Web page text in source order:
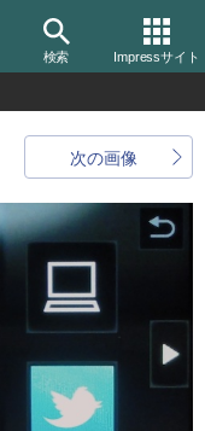
検索 Impressサイト
次の画像